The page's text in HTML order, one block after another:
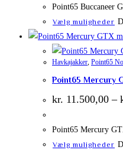
Point65 Buccaneer
Vælg muligheder
Havkajakker, Point65
Point65 Mercury
kr. 11.500,00 –
Point65 Mercury
Vælg muligheder